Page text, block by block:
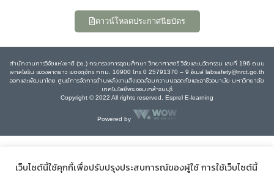
ดาวน์โหลดประกาศนียบัตร
สำนักงานการวิจัยแห่งชาติ (วช.) กระทรวงการอุดมศึกษา วิทยาศาสตร์ วิจัยและนวัตกรรม เลขที่ 196 ถนน
พหลโยธิน แขวงลาดยาว เขตจตุจักร กทม. 10900 โทร 0 25791370 – 9 อีเมล์ labsafety@nrct.go.th
ออกและพัฒนาโดย ศูนย์การจัดการด้านพลังงานสิ่งแวดล้อมความปลอดภัยและอาชีวอนามัย มหาวิทยาลัย
เทคโนโลยีพระจอมเกล้าธนบุรี
Copyright © 2022 All rights reserved, Esprel E-learning
Powered by
เว็บไซต์นี้ใช้คุกกี้เพื่อปรับปรุงประสบการณ์ของผู้ใช้ การใช้เว็บไซต์นี้